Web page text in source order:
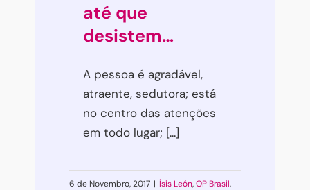
até que
desistem…
A pessoa é agradável,
atraente, sedutora; está
no centro das atenções
em todo lugar; [...]
6 de Novembro, 2017 | Ísis León,OP Brasil,